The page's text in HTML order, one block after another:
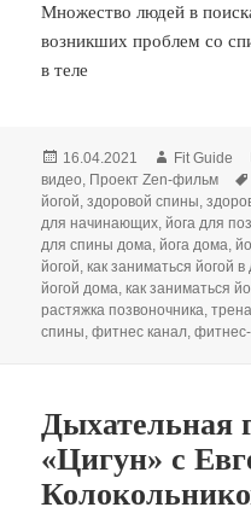
Множество людей в
возникших проблем со
в теле
Опубликовано
16.04.2021 Автор
Fit Guide
видео, Проект Zen-фильм
йогой,здоровой спины,
для начинающих,йога для
для спины дома,йога дома,
йогой,как заниматься йогой
йогой дома,как заниматься
растяжка позвоночника,
спины,фитнес канал,
Дыхательная
«Цигун» с